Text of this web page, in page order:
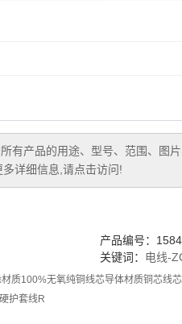
有产品的用途、型号、范围、图
详细信息,请点击访问!
产品编号：
关键词： 电线-
质100%无氧纯铜线芯导体材质铜芯线
护套线R